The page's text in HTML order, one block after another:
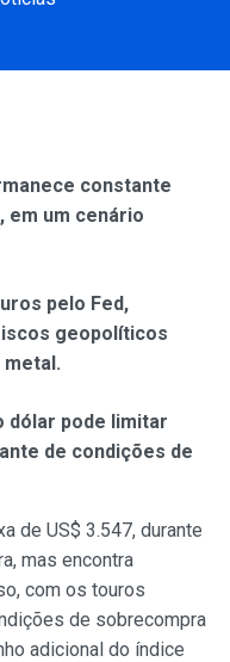
constante
em um cenário
pelo Fed,
geopolíticos
dólar pode limitar
de condições de
de US$ 3.547, durante
mas encontra
com os touros
de sobrecompra
adicional do índice